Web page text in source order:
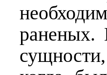
раненых.